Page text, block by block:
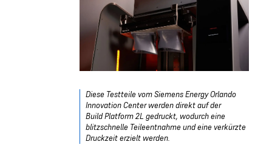
Diese Testteile vom Siemens Energy Orlando
Innovation Center werden direkt auf der
Build Platform 2L gedruckt, wodurch eine
blitzschnelle Teileentnahme und eine verkürzte
Druckzeit erzielt werden.